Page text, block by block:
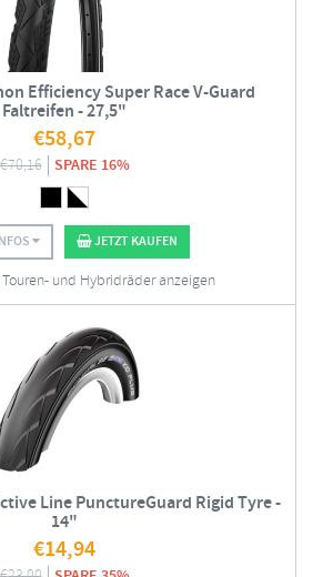
Efficiency Super Race V-Guard
Faltreifen - 27,5"
€58,67
€70,16 SPARE 16%
JETZT KAUFEN
und Hybridräder anzeigen
Line PunctureGuard Rigid Tyre -
14"
€14,94